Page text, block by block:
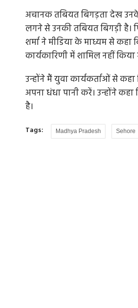
अचानक तबियत बिगड़ता देख उनके
लगने से उनकी तबियत बिगड़ी है।
शर्मा ने मीडिया के माध्यम से कहा
कार्यकारिणी में शामिल नहीं
उन्होंने मैं युवा कार्यकर्ताओं से
अपना धंधा पानी करें। उन्होंने
है।
Tags: Madhya Pradesh Sehore